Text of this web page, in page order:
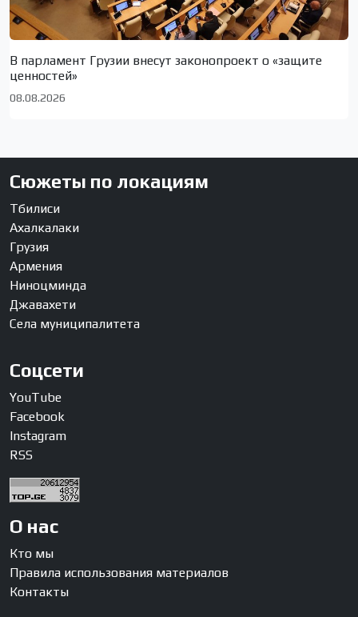
В парламент Грузии внесут законопроект о «защите
ценностей»
08.08.2026
Сюжеты по локациям
Тбилиси
Ахалкалаки
Грузия
Армения
Ниноцминда
Джавахети
Села муниципалитета
Соцсети
YouTube
Facebook
Instagram
RSS
О нас
Кто мы
Правила использования материалов
Контакты